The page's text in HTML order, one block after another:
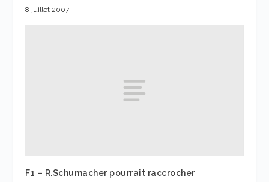
8 juillet 2007
F1 – R.Schumacher pourrait raccrocher